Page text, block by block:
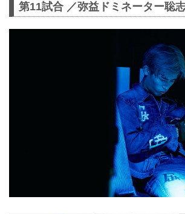
第11試合 ／弥益ドミネーター聡